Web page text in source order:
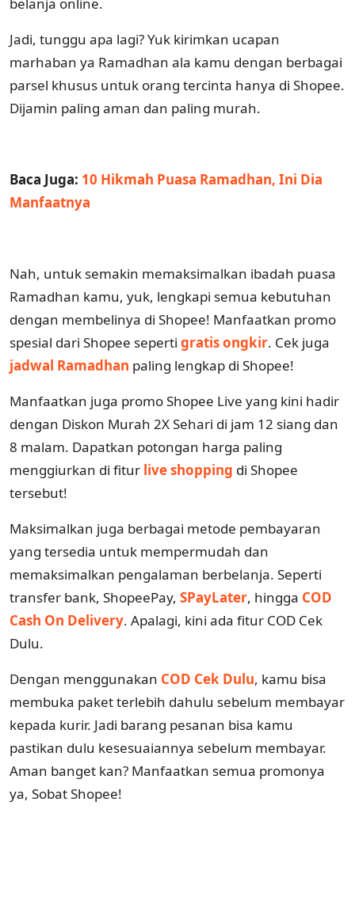
Jadi, tunggu apa lagi? Yuk kirimkan ucapan
marhaban ya Ramadhan ala kamu dengan berbagai
parsel khusus untuk orang tercinta hanya di Shopee.
Dijamin paling aman dan paling murah.
Baca Juga: 10 Hikmah Puasa Ramadhan, Ini Dia
Manfaatnya
Nah, untuk semakin memaksimalkan ibadah puasa
Ramadhan kamu, yuk, lengkapi semua kebutuhan
dengan membelinya di Shopee! Manfaatkan promo
spesial dari Shopee seperti gratis ongkir. Cek juga
jadwal Ramadhan paling lengkap di Shopee!
Manfaatkan juga promo Shopee Live yang kini hadir
dengan Diskon Murah 2X Sehari di jam 12 siang dan
8 malam. Dapatkan potongan harga paling
menggiurkan di fitur live shopping di Shopee
tersebut!
Maksimalkan juga berbagai metode pembayaran
yang tersedia untuk mempermudah dan
memaksimalkan pengalaman berbelanja. Seperti
transfer bank, ShopeePay, SPayLater, hingga COD
Cash On Delivery. Apalagi, kini ada fitur COD Cek
Dulu.
Dengan menggunakan COD Cek Dulu, kamu bisa
membuka paket terlebih dahulu sebelum membayar
kepada kurir. Jadi barang pesanan bisa kamu
pastikan dulu kesesuaiannya sebelum membayar.
Aman banget kan? Manfaatkan semua promonya
ya, Sobat Shopee!